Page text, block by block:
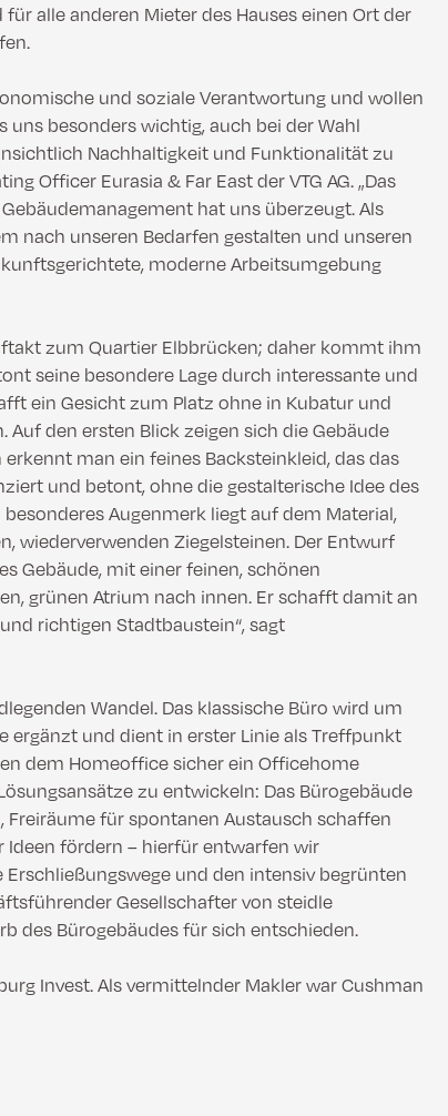
alle anderen Mieter des Hauses einen Ort der
und soziale Verantwortung und wollen
uns besonders wichtig, auch bei der Wahl
Nachhaltigkeit und Funktionalität zu
Officer Eurasia & Far East der VTG AG. „Das
hat uns überzeugt. Als
nach unseren Bedarfen gestalten und unseren
moderne Arbeitsumgebung
zum Quartier Elbbrücken; daher kommt ihm
seine besondere Lage durch interessante und
ein Gesicht zum Platz ohne in Kubatur und
den ersten Blick zeigen sich die Gebäude
man ein feines Backsteinkleid, das das
und betont, ohne die gestalterische Idee des
Augenmerk liegt auf dem Material,
wiederverwenden Ziegelsteinen. Der Entwurf
Gebäude, mit einer feinen, schönen
grünen Atrium nach innen. Er schafft damit an
richtigen Stadtbaustein“, sagt
Wandel. Das klassische Büro wird um
ergänzt und dient in erster Linie als Treffpunkt
dem Homeoffice sicher ein Officehome
zu entwickeln: Das Bürogebäude
für spontanen Austausch schaffen
fördern – hierfür entwarfen wir
und den intensiv begrünten
Gesellschafter von steidle
des Bürogebäudes für sich entschieden.
Invest. Als vermittelnder Makler war Cushman